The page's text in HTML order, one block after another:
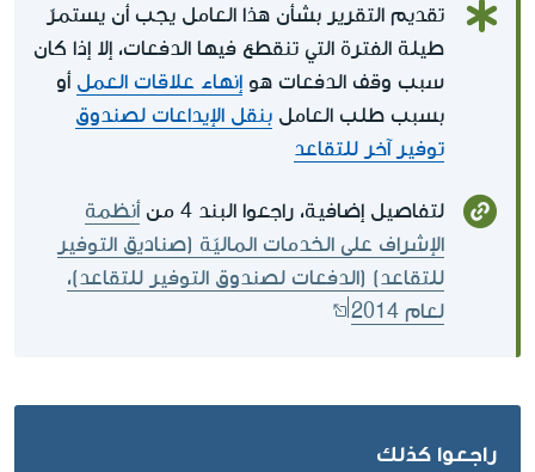
تقديم التقرير بشأن هذا العامل يجب أن يستمرّ
طيلة الفترة التي تنقطع فيها الدفعات، إلا إذا كان
سبب وقف الدفعات هو إنهاء علاقات العمل أو
بسبب طلب العامل بنقل الإيداعات لصندوق
توفير آخر للتقاعد
لتفاصيل إضافية، راجعوا البند 4 من
أنظمة
الإشراف على الخدمات الماليّة (صناديق التوفير
للتقاعد) (الدفعات لصندوق التوفير للتقاعد)،
لعام 2014
راجعوا كذلك